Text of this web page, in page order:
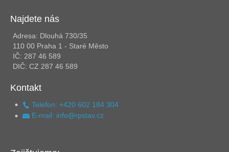
Najdete nás
Adresa: Dlouhá 730/35
110 00 Praha 1 - Staré Město
IČ: 287 46 589
DIČ: CZ 287 46 589
Kontakt
Telefon: +420 602 184 304
E-mail: info@rpstav.cz